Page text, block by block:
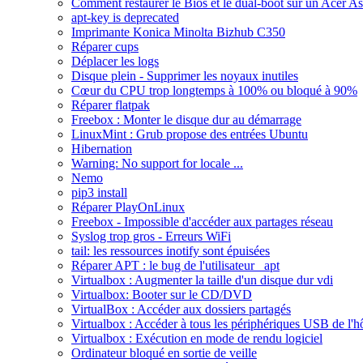
Comment restaurer le Bios et le dual-boot sur un Acer
apt-key is deprecated
Imprimante Konica Minolta Bizhub C350
Réparer cups
Déplacer les logs
Disque plein - Supprimer les noyaux inutiles
Cœur du CPU trop longtemps à 100% ou bloqué à 90%
Réparer flatpak
Freebox : Monter le disque dur au démarrage
LinuxMint : Grub propose des entrées Ubuntu
Hibernation
Warning: No support for locale ...
Nemo
pip3 install
Réparer PlayOnLinux
Freebox - Impossible d'accéder aux partages réseau
Syslog trop gros - Erreurs WiFi
tail: les ressources inotify sont épuisées
Réparer APT : le bug de l'utilisateur _apt
Virtualbox : Augmenter la taille d'un disque dur vdi
Virtualbox: Booter sur le CD/DVD
VirtualBox : Accéder aux dossiers partagés
Virtualbox : Accéder à tous les périphériques USB de
Virtualbox : Exécution en mode de rendu logiciel
Ordinateur bloqué en sortie de veille